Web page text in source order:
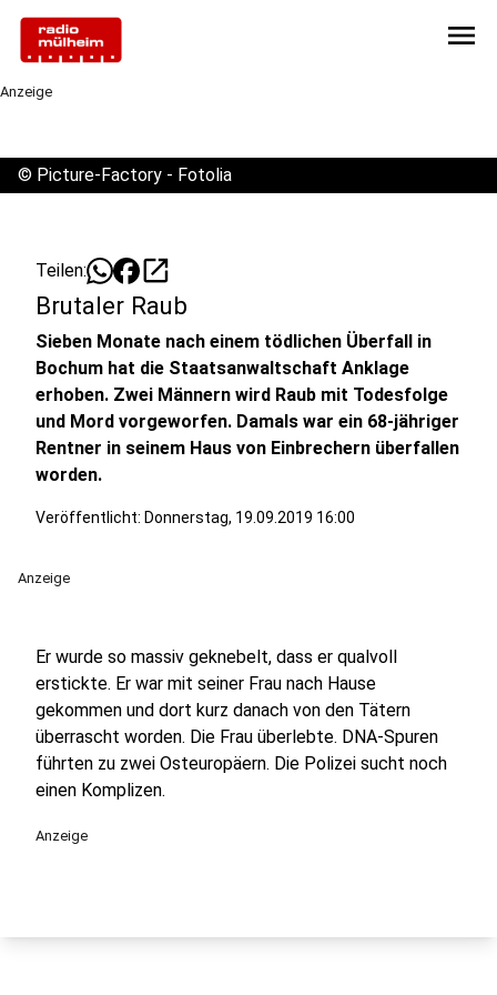
menu
Anzeige
© Picture-Factory - Fotolia
Teilen: open_in_new
Brutaler Raub
Sieben Monate nach einem tödlichen Überfall in
Bochum hat die Staatsanwaltschaft Anklage
erhoben. Zwei Männern wird Raub mit Todesfolge
und Mord vorgeworfen. Damals war ein 68-jähriger
Rentner in seinem Haus von Einbrechern überfallen
worden.
Veröffentlicht: Donnerstag, 19.09.2019 16:00
Anzeige
Er wurde so massiv geknebelt, dass er qualvoll
erstickte. Er war mit seiner Frau nach Hause
gekommen und dort kurz danach von den Tätern
überrascht worden. Die Frau überlebte. DNA-Spuren
führten zu zwei Osteuropäern. Die Polizei sucht noch
einen Komplizen.
Anzeige